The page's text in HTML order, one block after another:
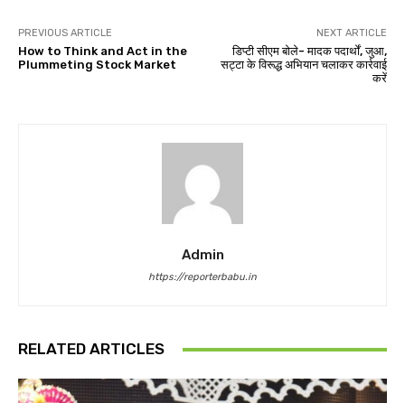
PREVIOUS ARTICLE
How to Think and Act in the
Plummeting Stock Market
NEXT ARTICLE
डिप्‍टी सीएम बोले- मादक पदार्थों, जुआ,
सट्टा के विरूद्ध अभियान चलाकर कार्रवाई
करें
Admin
https://reporterbabu.in
RELATED ARTICLES